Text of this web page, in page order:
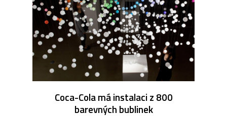
Coca-Cola má instalaci z 800
barevných bublinek